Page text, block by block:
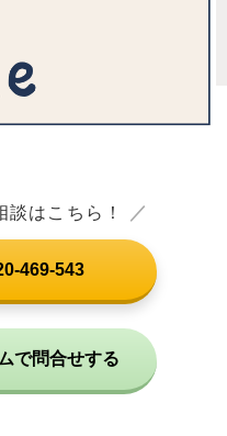
はこちら！ ／
469-543
で問合せする